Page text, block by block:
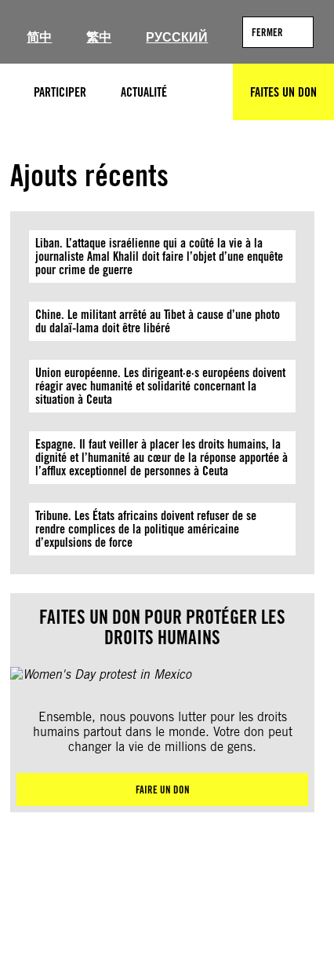
简中 繁中 РУССКИЙ FERMER
PARTICIPER ACTUALITÉ RECHERCHERFAITES UN DON
Ajouts récents
Liban. L’attaque israélienne qui a coûté la vie à la
journaliste Amal Khalil doit faire l’objet d’une enquête
pour crime de guerre
Chine. Le militant arrêté au Tibet à cause d’une photo
du dalaï-lama doit être libéré
Union européenne. Les dirigeant·e·s européens doivent
réagir avec humanité et solidarité concernant la
situation à Ceuta
Espagne. Il faut veiller à placer les droits humains, la
dignité et l’humanité au cœur de la réponse apportée à
l’afflux exceptionnel de personnes à Ceuta
Tribune. Les États africains doivent refuser de se
rendre complices de la politique américaine
d’expulsions de force
FAITES UN DON POUR PROTÉGER LES
DROITS HUMAINS
Ensemble, nous pouvons lutter pour les droits
humains partout dans le monde. Votre don peut
changer la vie de millions de gens.
FAIRE UN DON